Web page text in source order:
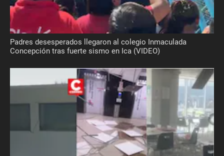
Padres desesperados llegaron al colegio Inmaculada
Concepción tras fuerte sismo en Ica (VIDEO)